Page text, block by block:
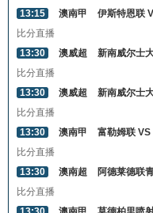
13:15
澳南甲
伊斯特恩联
比分直播
13:30
澳威超
新南威尔士
比分直播
13:30
澳威超
新南威尔士
比分直播
13:30
澳南甲
富勒姆联
比分直播
13:30
澳南超
阿德莱德联
比分直播